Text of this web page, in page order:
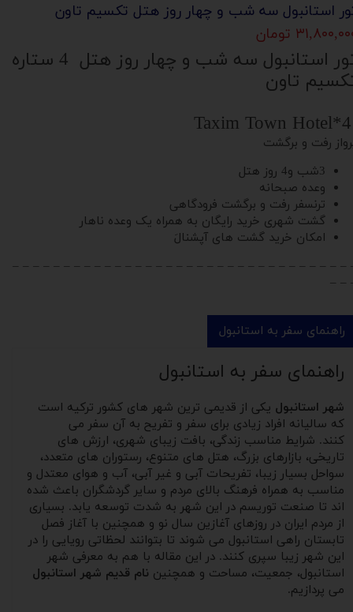
استانبول سه شب و چهار روز هتل تکسیم تاون
تومان
تور استانبول سه شب و چهار روز هتل 4 ستاره
تاون
رفت و برگشت
3شب و4 روز هتل
وعده صبحانه
ترنسفر رفت و برگشت فرودگاهی
گشت شهری خرید رایگان به همراه یک وعده ناهار
امکان خرید گشت های آپشنالَ
– – – – – – – – – – – – – – – – – – – – – – – – – – – – – – – – –
– –
راهنمای سفر به استانبول
راهنمای سفر به استانبول
شهر استانبول یکی از قدیمی ترین شهر های کشور ترکیه است
که سالیانه افراد زیادی برای سفر و تفریح به آن سفر می
کنند. شرایط مناسب زندگی، بافت زیبای شهری، ارزش های
تاریخی، بازارهای بزرگ، هتل های متنوع، رستوران های متعدد،
سواحل بسیار زیبا، تفریحات آبی و غیر آبی، آب و هوای معتدل و
مناسب به همراه فرهنگ بالای مردم و سایر گردشگران باعث شده
اند تا صنعت توریسم در این شهر به شدت توسعه یابد. بسیاری
از مردم ایران در روزهای آغازین سال نو و همچنین با آغاز فصل
تابستان راهی استانبول می شوند تا بتوانند لحظاتی رویایی را در
این شهر زیبا سپری کنند. در این مقاله با هم به معرفی شهر
استانبول، جمعیت، مساحت و همچنین نام قدیم شهر استانبول
می پردازیم.